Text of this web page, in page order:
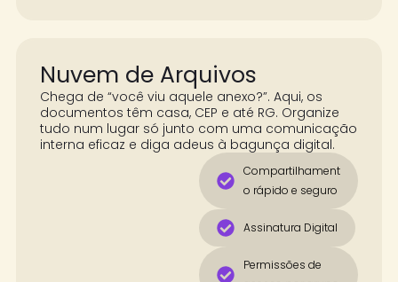
Nuvem de Arquivos
Chega de “você viu aquele anexo?”. Aqui, os
documentos têm casa, CEP e até RG. Organize
tudo num lugar só junto com uma comunicação
interna eficaz e diga adeus à bagunça digital.
Compartilhament
o rápido e seguro
Assinatura Digital
Permissões de